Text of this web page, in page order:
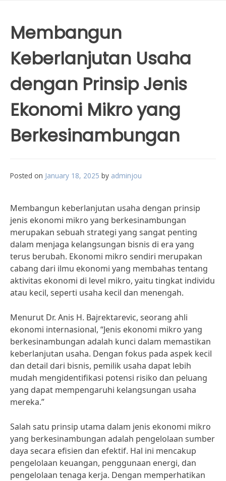
Membangun
Keberlanjutan Usaha
dengan Prinsip Jenis
Ekonomi Mikro yang
Berkesinambungan
Posted on January 18, 2025 by adminjou
Membangun keberlanjutan usaha dengan prinsip
jenis ekonomi mikro yang berkesinambungan
merupakan sebuah strategi yang sangat penting
dalam menjaga kelangsungan bisnis di era yang
terus berubah. Ekonomi mikro sendiri merupakan
cabang dari ilmu ekonomi yang membahas tentang
aktivitas ekonomi di level mikro, yaitu tingkat individu
atau kecil, seperti usaha kecil dan menengah.
Menurut Dr. Anis H. Bajrektarevic, seorang ahli
ekonomi internasional, “Jenis ekonomi mikro yang
berkesinambungan adalah kunci dalam memastikan
keberlanjutan usaha. Dengan fokus pada aspek kecil
dan detail dari bisnis, pemilik usaha dapat lebih
mudah mengidentifikasi potensi risiko dan peluang
yang dapat mempengaruhi kelangsungan usaha
mereka.”
Salah satu prinsip utama dalam jenis ekonomi mikro
yang berkesinambungan adalah pengelolaan sumber
daya secara efisien dan efektif. Hal ini mencakup
pengelolaan keuangan, penggunaan energi, dan
pengelolaan tenaga kerja. Dengan memperhatikan